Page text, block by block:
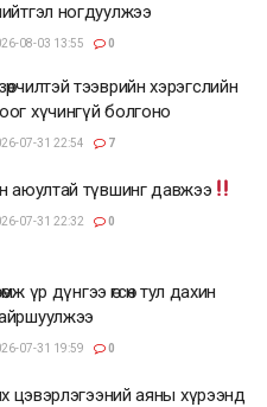
ногдуулжээ
08-03 13:55 0
тээврийн хэрэгслийн
хүчингүй болгоно
07-31 22:54 7
аюултай түвшинг давжээ
07-31 22:32 0
үр дүнгээ өгсөн тул дахин
07-31 19:59 0
цэвэрлэгээний аяны хүрээнд